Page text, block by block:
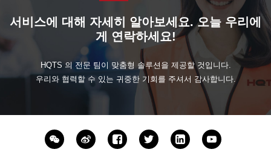
서비스에 대해 자세히 알아보세요. 오늘 우리에
게 연락하세요!
HQTS 의 전문 팀이 맞춤형 솔루션을 제공할 것입니다.
우리와 협력할 수 있는 귀중한 기회를 주셔서 감사합니다.